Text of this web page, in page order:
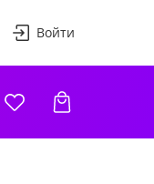
Войти